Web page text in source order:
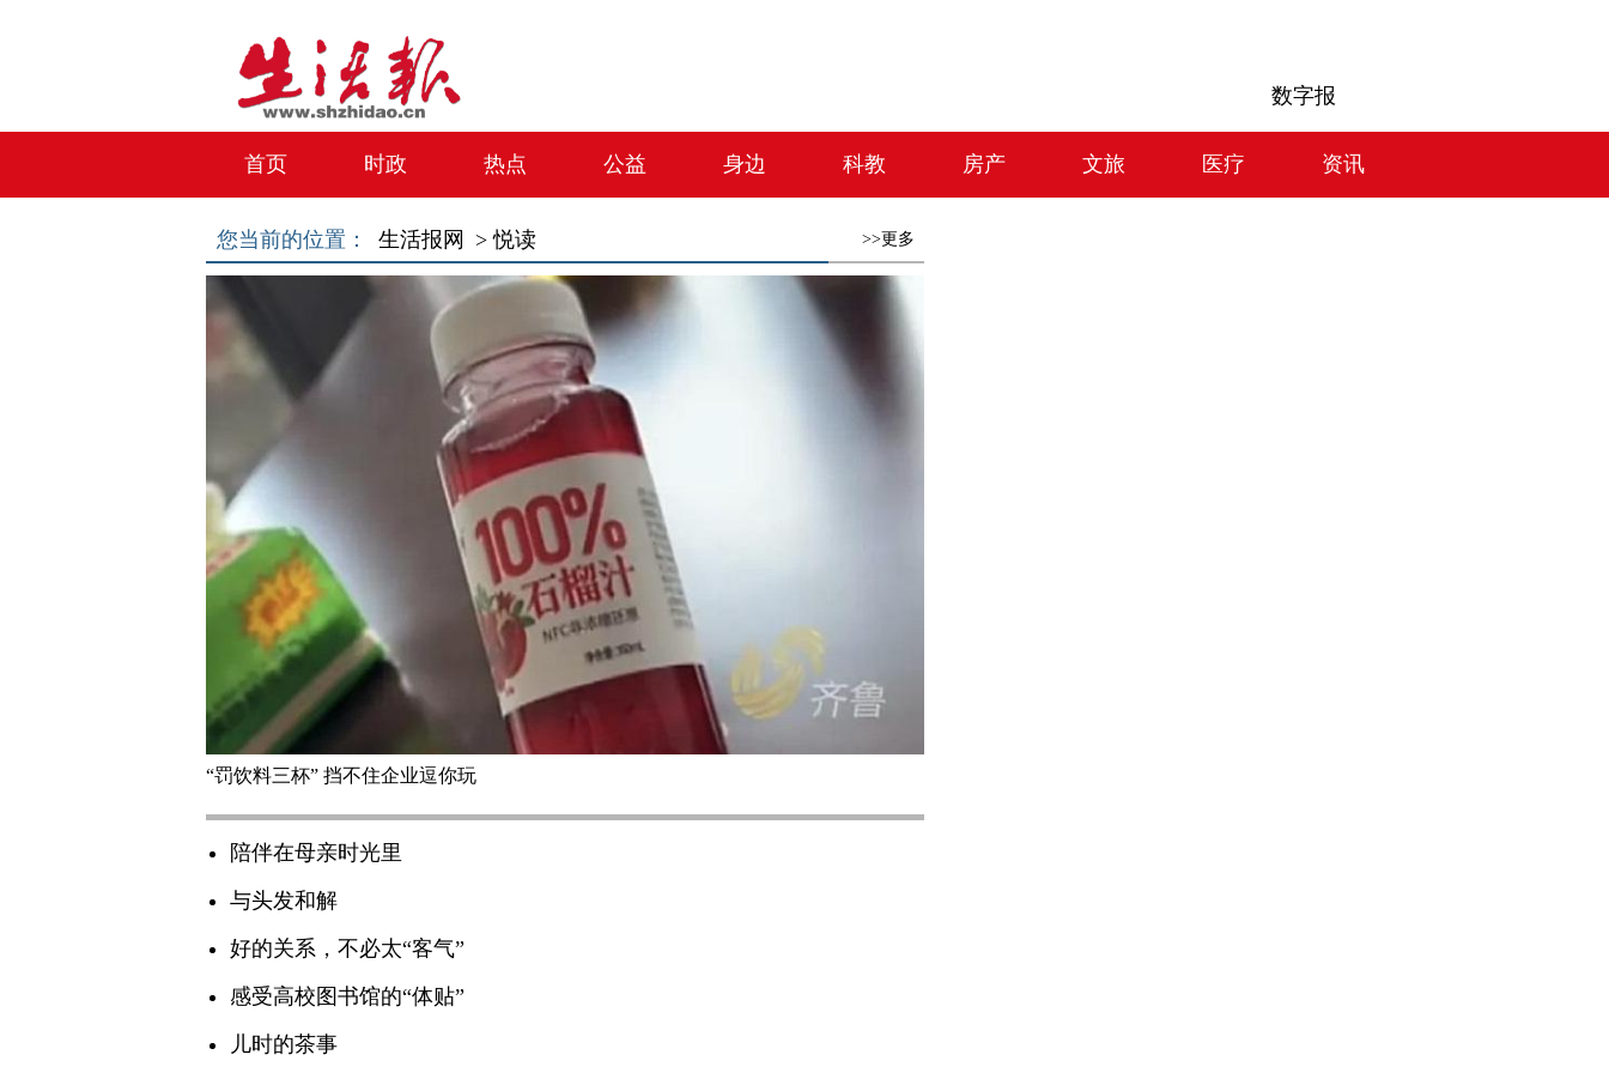
数字报
首页 时政 热点 公益 身边 科教 房产 文旅 医疗 资讯
您当前的位置： 生活报网 > 悦读 >>更多
“罚饮料三杯” 挡不住企业逗你玩
陪伴在母亲时光里
与头发和解
好的关系，不必太“客气”
感受高校图书馆的“体贴”
儿时的茶事